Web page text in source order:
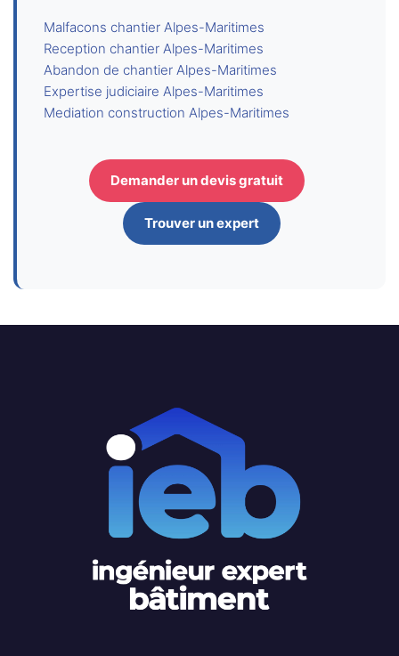
Malfacons chantier Alpes-Maritimes
Reception chantier Alpes-Maritimes
Abandon de chantier Alpes-Maritimes
Expertise judiciaire Alpes-Maritimes
Mediation construction Alpes-Maritimes
Demander un devis gratuit
Trouver un expert